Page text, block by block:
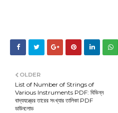
OLDER
List of Number of Strings of
Various Instruments PDF: বিভিন্ন
বাদ্যযন্ত্রের তারের সংখ্যার তালিকা PDF
ডাউনলোড